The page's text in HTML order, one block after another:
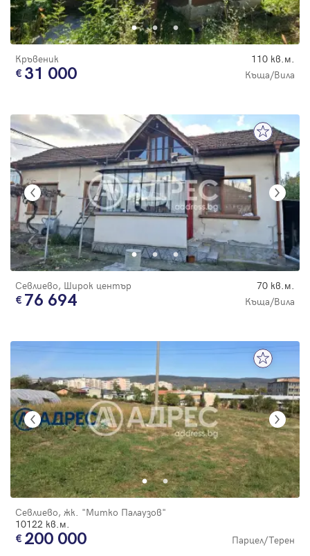
Кръвеник 110 кв.м.
31 000 Къща/Вила
Севлиево, Широк център 70 кв.м.
76 694 Къща/Вила
Севлиево, жк. "Митко Палаузов"
10122 кв.м.
200 000 Парцел/Терен